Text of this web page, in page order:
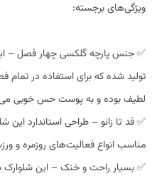
ویژگی‌های برجسته:
✅ جنس پارچه گلکسی چهار فصل –
تولید شده که برای استفاده در
لطیف بوده و به پوست حس خوبی
✅ قد تا زانو – طراحی استاندارد
مناسب انواع فعالیت‌های روزمره و
✅ بسیار راحت و خنک – این شلوارک